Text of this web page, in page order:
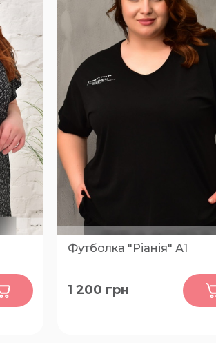
Футболка "Ріанія" А1
60, 62, 64, 66, 68, 70, 72, 74
1 200 грн